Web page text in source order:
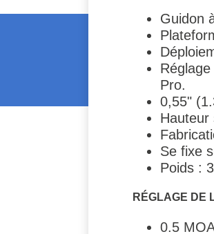
Guidon
Pro.
0,55"
Hauteur
Se fixe
Poids :
RÉGLAGE DE
0.5